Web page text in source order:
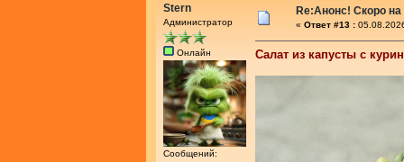
Stern
Администратор
Онлайн
Сообщений:
Re:Анонс! Скоро
« Ответ #13 :
Салат из капусты с